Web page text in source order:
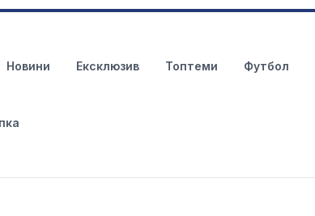
Новини Ексклюзив Топтеми Футбол